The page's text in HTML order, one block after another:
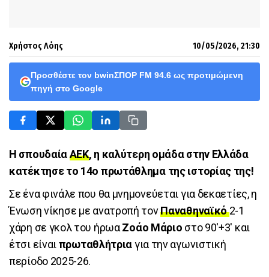
Χρήστος Λόης 10/05/2026, 21:30
Προσθέστε τον bwinΣΠΟΡ FM 94.6 ως προτιμώμενη
πηγή στο Google
Η σπουδαίαΑΕΚ, η καλύτερη ομάδα στην Ελλάδα
κατέκτησε το 14ο πρωτάθλημα της ιστορίας της!
Σε ένα φινάλε που θα μνημονεύεται για δεκαετίες, η
Ένωση νίκησε με ανατροπή τονΠαναθηναϊκό2-1
χάρη σε γκολ του ήρωαΖοάο Μάριο στο 90'+3' και
έτσι είναιπρωταθλήτριαγια την αγωνιστική
περίοδο 2025-26.